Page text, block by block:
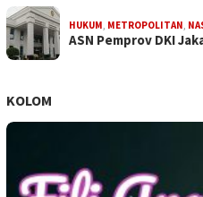
HUKUM METROPOLITAN
ASN Pemprov DKI
KOLOM